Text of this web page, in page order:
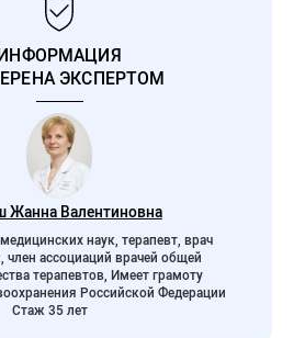
ЭКСПЕРТОМ
Жанна Валентиновна
наук, терапевт, врач
член ассоциаций врачей общей
терапевтов, Имеет грамоту
Российской Федерации
Стаж 35 лет